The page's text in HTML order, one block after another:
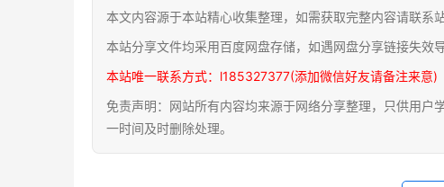
本文内容源于本站精心收集整理，如需获取完整内容请联系
本站分享文件均采用百度网盘存储，如遇网盘分享链接失效
本站唯一联系方式：l185327377(添加微信好友请备注来意)
免责声明：网站所有内容均来源于网络分享整理，只供用
一时间及时删除处理。